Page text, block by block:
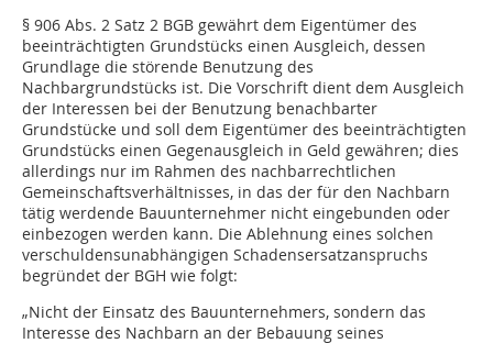
§ 906 Abs. 2 Satz 2 BGB gewährt dem Eigentümer des
beeinträchtigten Grundstücks einen Ausgleich, dessen
Grundlage die störende Benutzung des
Nachbargrundstücks ist. Die Vorschrift dient dem Ausgleich
der Interessen bei der Benutzung benachbarter
Grundstücke und soll dem Eigentümer des beeinträchtigten
Grundstücks einen Gegenausgleich in Geld gewähren; dies
allerdings nur im Rahmen des nachbarrechtlichen
Gemeinschaftsverhältnisses, in das der für den Nachbarn
tätig werdende Bauunternehmer nicht eingebunden oder
einbezogen werden kann. Die Ablehnung eines solchen
verschuldensunabhängigen Schadensersatzanspruchs
begründet der BGH wie folgt:
„Nicht der Einsatz des Bauunternehmers, sondern das
Interesse des Nachbarn an der Bebauung seines